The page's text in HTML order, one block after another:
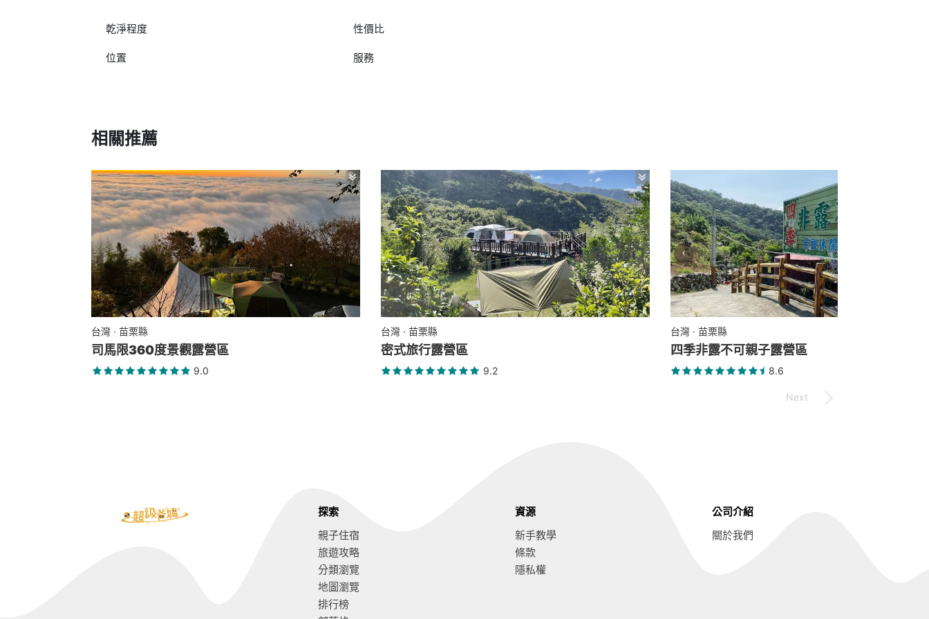
乾淨程度
位置
性價比
服務
相關推薦
台灣 · 苗栗縣
司馬限360度景觀露營區
9.0
台灣 · 苗栗縣
密式旅行露營區
9.2
台灣 · 苗栗縣
四季非露不可親子露營區
8.6
探索
親子住宿
旅遊攻略
分類瀏覽
地圖瀏覽
排行榜
資源
新手教學
條款
隱私權
公司介紹
關於我們